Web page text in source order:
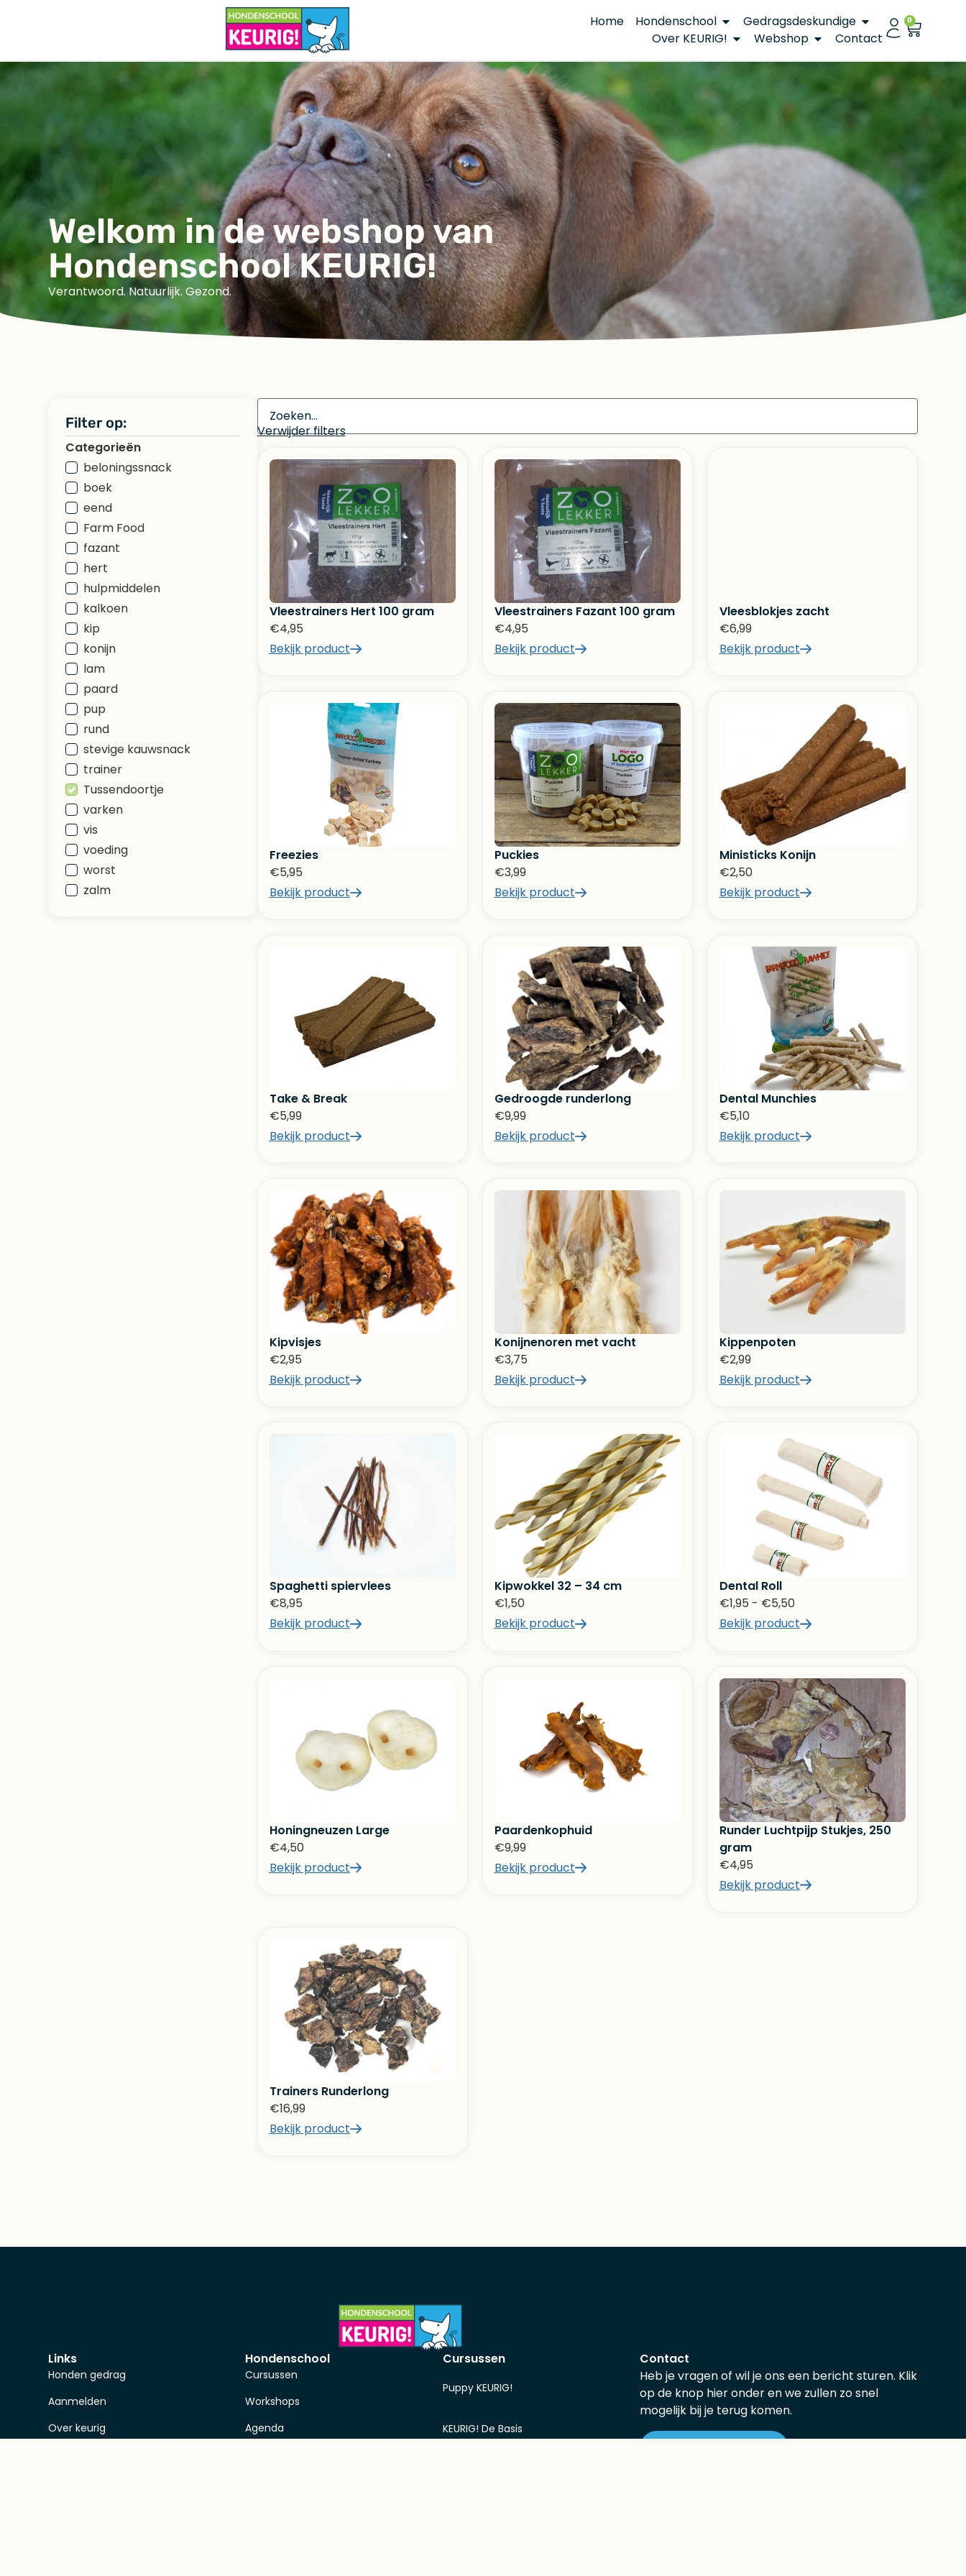
Home Hondenschool
Gedragsdeskundige
Over KEURIG!
Webshop Contact
0
Welkom in de webshop van
Hondenschool KEURIG!
Verantwoord. Natuurlijk. Gezond.
Filter op:
Categorieën
beloningssnack
boek
eend
Farm Food
fazant
hert
hulpmiddelen
kalkoen
kip
konijn
lam
paard
pup
rund
stevige kauwsnack
trainer
Tussendoortje
varken
vis
voeding
worst
zalm
Verwijder filters
Vleestrainers Hert 100 gram
€4,95
Bekijk product
Vleestrainers Fazant 100 gram
€4,95
Bekijk product
Vleesblokjes zacht
€6,99
Bekijk product
Freezies
€5,95
Bekijk product
Puckies
€3,99
Bekijk product
Ministicks Konijn
€2,50
Bekijk product
Take & Break
€5,99
Bekijk product
Gedroogde runderlong
€9,99
Bekijk product
Dental Munchies
€5,10
Bekijk product
Kipvisjes
€2,95
Bekijk product
Konijnenoren met vacht
€3,75
Bekijk product
Kippenpoten
€2,99
Bekijk product
Spaghetti spiervlees
€8,95
Bekijk product
Kipwokkel 32 – 34 cm
€1,50
Bekijk product
Dental Roll
€1,95 - €5,50
Bekijk product
Honingneuzen Large
€4,50
Bekijk product
Paardenkophuid
€9,99
Bekijk product
Runder Luchtpijp Stukjes, 250
gram
€4,95
Bekijk product
Trainers Runderlong
€16,99
Bekijk product
Links
Honden gedrag
Aanmelden
Over keurig
Hondenschool
Cursussen
Workshops
Agenda
Cursussen
Puppy KEURIG!
KEURIG! De Basis
Contact
Heb je vragen of wil je ons een bericht sturen. Klik
op de knop hier onder en we zullen zo snel
mogelijk bij je terug komen.